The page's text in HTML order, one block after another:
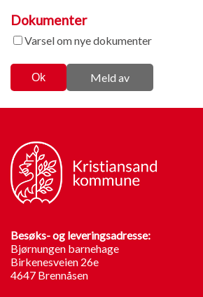
Dokumenter
Varsel om nye dokumenter
Meld av
Besøks- og leveringsadresse:
Bjørnungen barnehage
Birkenesveien 26e
4647 Brennåsen